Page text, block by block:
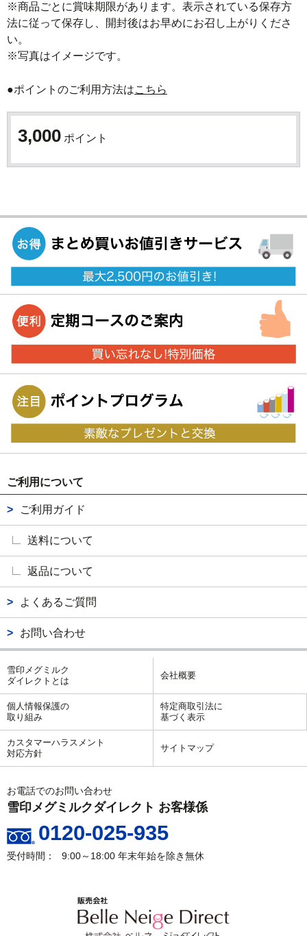
※商品ごとに賞味期限があります。表示されている保存方
法に従って保存し、開封後はお早めにお召し上がりくださ
い。
※写真はイメージです。
●ポイントのご利用方法はこちら
3,000 ポイント
ご利用について
ご利用ガイド
送料について
返品について
よくあるご質問
お問い合わせ
雪印メグミルク
ダイレクトとは
会社概要
個人情報保護の
取り組み
特定商取引法に
基づく表示
カスタマーハラスメント
対応方針
サイトマップ
お電話でのお問い合わせ
雪印メグミルクダイレクト お客様係
0120-025-935
9:00～18:00 年末年始を除き無休